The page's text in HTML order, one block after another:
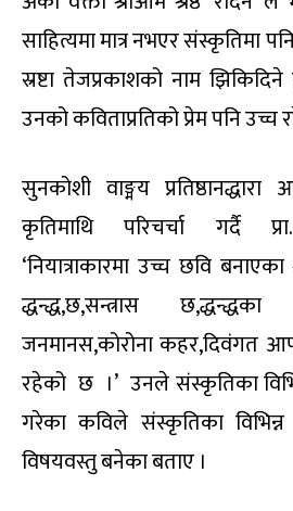
साहित्यमा मात्र नभएर संस्कृतिमा
स्रष्टा तेजप्रकाशको नाम
उनको कविताप्रतिको प्रेम पनि उच्च
सुनकोशी वाङ्मय
कृतिमाथि परिचर्चा गर्दै
‘नियात्राकारमा उच्च छवि
द्धन्द्ध,छ,सन्त्रास
जनमानस,कोरोना कहर,दिवंगत
रहेको छ ।’ उनले संस्कृतिका
गरेका कविले संस्कृतिका
विषयवस्तु बनेका बताए ।